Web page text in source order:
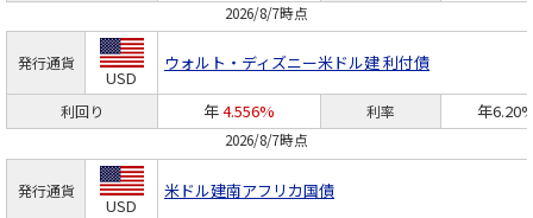
2026/8/7時点
発行通貨
USD
ウォルト・ディズニー米ドル建 利付債
利回り 年4.556% 利率 年
2026/8/7時点
発行通貨
USD
米ドル建南アフリカ国債